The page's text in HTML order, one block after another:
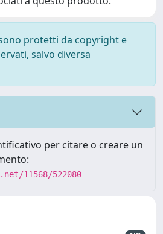
protetti da copyright e
salvo diversa
per citare o creare un
11568/522080